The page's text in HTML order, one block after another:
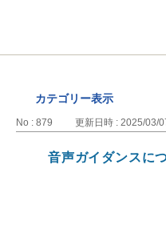
カテゴリー表示
No : 879 更新日時 : 2025/03/
音声ガイダンスに